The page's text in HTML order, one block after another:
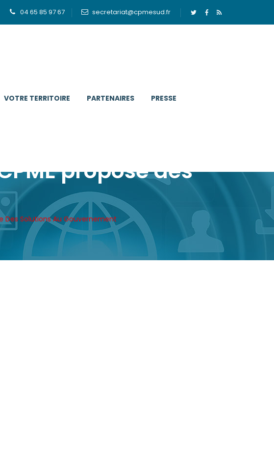
04 65 85 97 67 secretariat@cpmesud.fr
VOTRE TERRITOIRE PARTENAIRES PRESSE
propose des
Des Solutions Au Gouvernement